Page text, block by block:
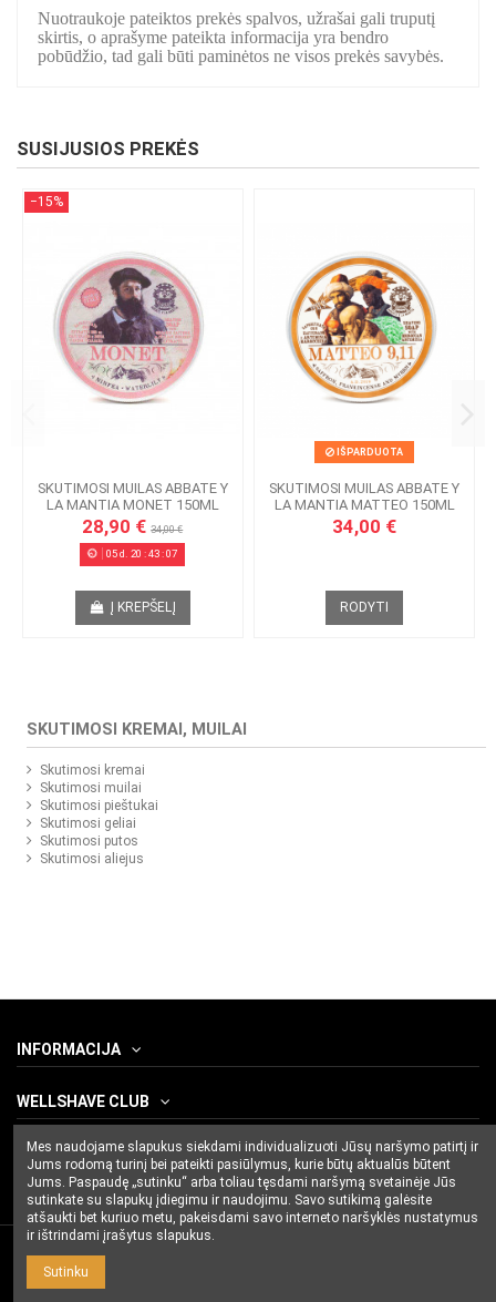
Nuotraukoje pateiktos prekės spalvos, užrašai gali truputį
skirtis, o aprašyme pateikta informacija yra bendro
pobūdžio, tad gali būti paminėtos ne visos prekės savybės.
SUSIJUSIOS PREKĖS
−15%
SKUTIMOSI MUILAS ABBATE Y
LA MANTIA MONET 150ML
28,90 €34,00 €
05d. 20 :43:07
Į KREPŠELĮ
IŠPARDUOTA
SKUTIMOSI MUILAS ABBATE Y
LA MANTIA MATTEO 150ML
34,00 €
RODYTI
SKUTIMOSI KREMAI, MUILAI
Skutimosi kremai
Skutimosi muilai
Skutimosi pieštukai
Skutimosi geliai
Skutimosi putos
Skutimosi aliejus
INFORMACIJA
WELLSHAVE CLUB
SUSISIEKITE SU MUMIS
Mes naudojame slapukus siekdami individualizuoti Jūsų naršymo patirtį ir
Jums rodomą turinį bei pateikti pasiūlymus, kurie būtų aktualūs būtent
Jums. Paspaudę „sutinku“ arba toliau tęsdami naršymą svetainėje Jūs
sutinkate su slapukų įdiegimu ir naudojimu. Savo sutikimą galėsite
atšaukti bet kuriuo metu, pakeisdami savo interneto naršyklės nustatymus
ir ištrindami įrašytus slapukus.
Sutinku